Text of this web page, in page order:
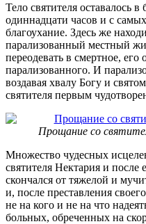
Тело святителя оставалось
одиннадцати часов и с
благоухание. Здесь же
парализованный местный
переодевать в смертное,
парализованного. И
воздавая хвалу Богу и
святителя первым
Прощание со
Множество чудесных
святителя Нектария и
скончался от тяжелой и
и, после преставления
не на кого и не на что
больных, обреченных на